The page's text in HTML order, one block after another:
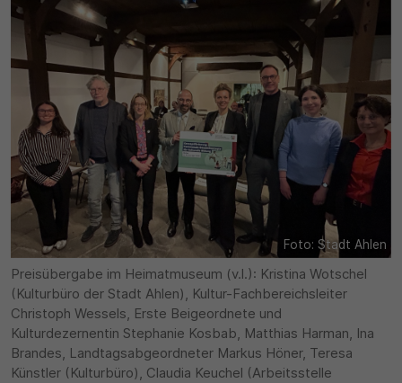
Foto: Stadt Ahlen
Preisübergabe im Heimatmuseum (v.l.): Kristina Wotschel
(Kulturbüro der Stadt Ahlen), Kultur-Fachbereichsleiter
Christoph Wessels, Erste Beigeordnete und
Kulturdezernentin Stephanie Kosbab, Matthias Harman, Ina
Brandes, Landtagsabgeordneter Markus Höner, Teresa
Künstler (Kulturbüro), Claudia Keuchel (Arbeitsstelle
30 Minuten
Zweck
Wird für statistische Zwecke verwendet, um
vorübergehende Daten des Besuchs zu speichern.